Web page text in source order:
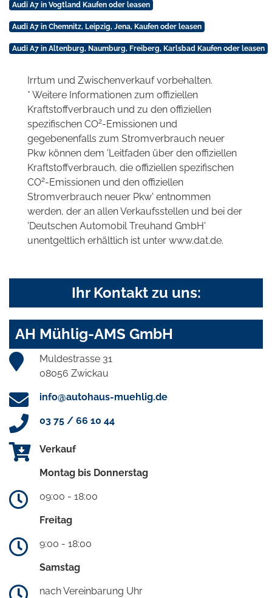
Audi A7 in Vogtland Kaufen oder leasen
Audi A7 in Chemnitz, Leipzig, Jena, Kaufen oder leasen
Audi A7 in Altenburg, Naumburg, Freiberg, Karlsbad Kaufen oder leasen
Irrtum und Zwischenverkauf vorbehalten.
* Weitere Informationen zum offiziellen
Kraftstoffverbrauch und zu den offiziellen
spezifischen CO2-Emissionen und
gegebenenfalls zum Stromverbrauch neuer
Pkw können dem 'Leitfaden über den offiziellen
Kraftstoffverbrauch, die offiziellen spezifischen
CO2-Emissionen und den offiziellen
Stromverbrauch neuer Pkw' entnommen
werden, der an allen Verkaufsstellen und bei der
'Deutschen Automobil Treuhand GmbH'
unentgeltlich erhältlich ist unter www.dat.de.
Ihr Kontakt zu uns:
AH Mühlig-AMS GmbH
Muldestrasse 31
08056 Zwickau
info@autohaus-muehlig.de
03 75 / 66 10 44
Verkauf
Montag bis Donnerstag
09:00 - 18:00
Freitag
9:00 - 18:00
Samstag
nach Vereinbarung Uhr